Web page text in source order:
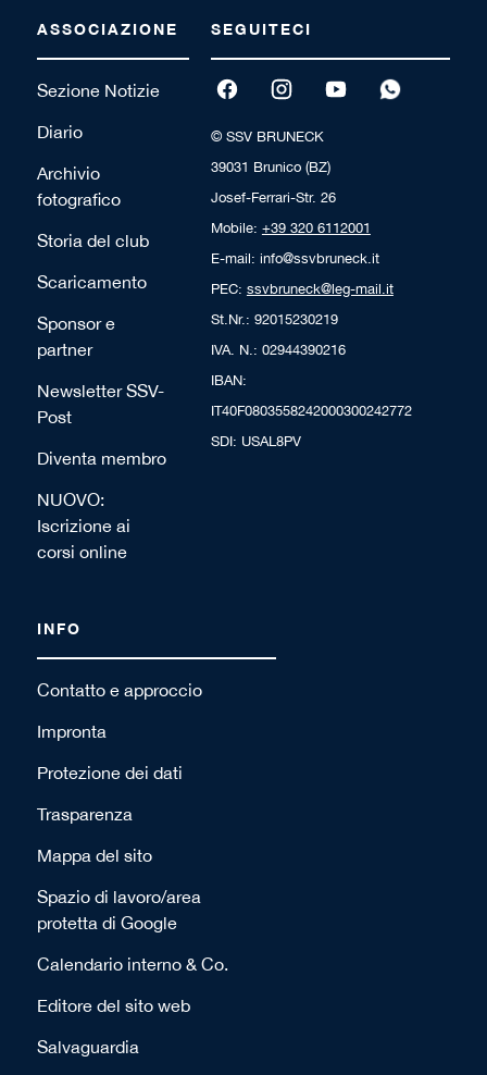
ASSOCIAZIONE
Sezione Notizie
Diario
Archivio
fotografico
Storia del club
Scaricamento
Sponsor e
partner
Newsletter SSV-
Post
Diventa membro
NUOVO:
Iscrizione ai
corsi online
SEGUITECI
© SSV BRUNECK
39031 Brunico (BZ)
Josef-Ferrari-Str. 26
Mobile: +39 320 6112001
E-mail: info@ssvbruneck.it
PEC: ssvbruneck@leg-mail.it
St.Nr.: 92015230219
IVA. N.: 02944390216
IBAN:
IT40F0803558242000300242772
SDI: USAL8PV
INFO
Contatto e approccio
Impronta
Protezione dei dati
Trasparenza
Mappa del sito
Spazio di lavoro/area
protetta di Google
Calendario interno & Co.
Editore del sito web
Salvaguardia